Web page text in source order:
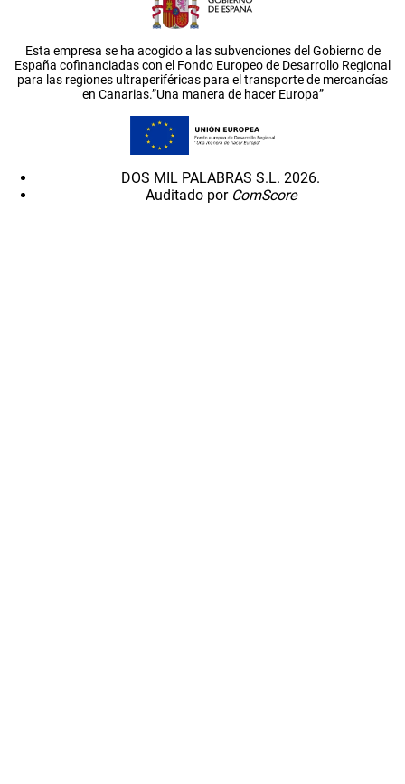
Esta empresa se ha acogido a las subvenciones del Gobierno de
España cofinanciadas con el Fondo Europeo de Desarrollo Regional
para las regiones ultraperiféricas para el transporte de mercancías
en Canarias.”Una manera de hacer Europa”
DOS MIL PALABRAS S.L. 2026.
Auditado por ComScore